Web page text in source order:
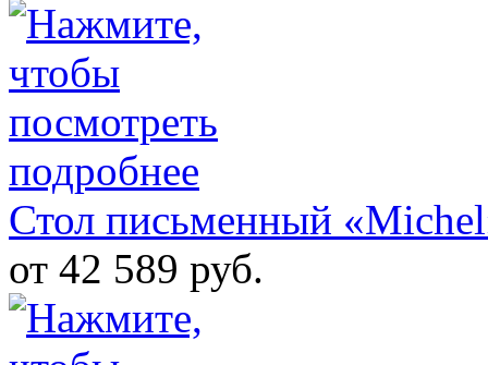
Стол письменный
от 42 589 руб.